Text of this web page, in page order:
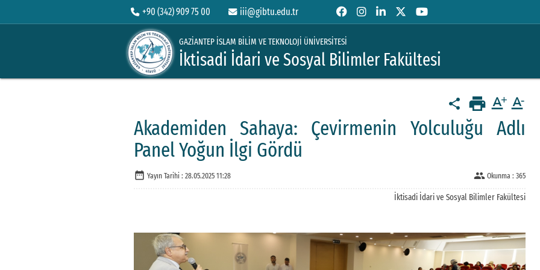
+90 (342) 909 75 00 iii@gibtu.edu.tr
GAZİANTEP İSLAM BİLİM VE TEKNOLOJİ ÜNİVERSİTESİ
İktisadi İdari ve Sosyal Bilimler Fakültesi
print text_format text_format
share
Akademiden Sahaya: Çevirmenin Yolculuğu Adlı
Panel Yoğun İlgi Gördü
date_range Yayın Tarihi : 28.05.2025 11:28 people Okunma :365
İktisadi İdari ve Sosyal Bilimler Fakültesi